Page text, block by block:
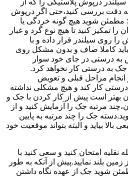
درپوش پلاستیکی را که از
به دقت بررسی کنید،حتی اگر درپوش
مطمئن شوید هیچ گونه خردگی یا
را تمکیز کنید تا هیچ نوع گرد و غبار
روی سیلندر قرار داده و با
کاملا صاف و بدون مشکل روی
به درستی در جای خود سوار
جک به درستی کار نخواهد کرد.
مراحل قبلی و تعویض
کار کند و هیچ مشکلی نداشته
بهتر است پیش از کار کردن با جک و
مرتبه جک را آزمایش کنید و از
جک را چند مرتبه به پایین
بالا بیاید و البته بتواند موقعیت خود
نقلیه امتحان کنید و سعی کنید با
بلند نمایید.پیش از آنکه به طور
شوید جک از عهده نگاه داشتن